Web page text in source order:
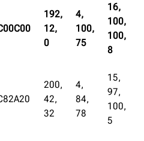
192,
12,
0
4,
100,
75
16,
100,
100,
8
200,
42,
32
4,
84,
78
15,
97,
100,
5